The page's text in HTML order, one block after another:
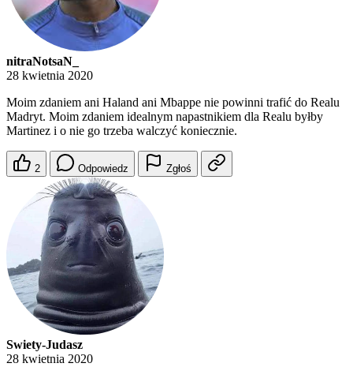
nitraNotsaN_
28 kwietnia 2020
Moim zdaniem ani Haland ani Mbappe nie powinni trafić do Realu
Madryt. Moim zdaniem idealnym napastnikiem dla Realu byłby
Martinez i o nie go trzeba walczyć koniecznie.
2 Odpowiedz Zgłoś
Swiety-Judasz
28 kwietnia 2020